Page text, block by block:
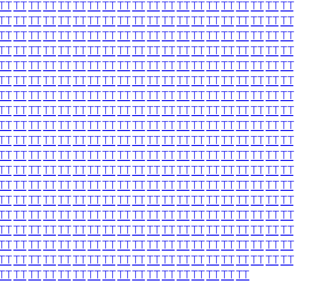
TTTTTTTTTTTTTTTTTTTTTTTTTTTTTTTTTTTTTT
TTTTTTTTTTTTTTTTTTTTTTTTTTTTTTTTTTTTTT
TTTTTTTTTTTTTTTTTTTTTTTTTTTTTTTTTTTTTT
TTTTTTTTTTTTTTTTTTTTTTTTTTTTTTTTTTTTTT
TTTTTTTTTTTTTTTTTTTTTTTTTTTTTTTTTTTTTT
TTTTTTTTTTTTTTTTTTTTTTTTTTTTTTTTTTTTTT
TTTTTTTTTTTTTTTTTTTTTTTTTTTTTTTTTTTTTT
TTTTTTTTTTTTTTTTTTTTTTTTTTTTTTTTTTTTTT
TTTTTTTTTTTTTTTTTTTTTTTTTTTTTTTTTTTTTT
TTTTTTTTTTTTTTTTTTTTTTTTTTTTTTTTTTTTTT
TTTTTTTTTTTTTTTTTTTTTTTTTTTTTTTTTTTTTT
TTTTTTTTTTTTTTTTTTTTTTTTTTTTTTTTTTTTTT
TTTTTTTTTTTTTTTTTTTTTTTTTTTTTTTTTTTTTT
TTTTTTTTTTTTTTTTTTTTTTTTTTTTTTTTTTTTTT
TTTTTTTTTTTTTTTTTTTTTTTTTTTTTTTTTTTTTT
TTTTTTTTTTTTTTTTTTTTTTTTTTTTTTTTTTTTTT
TTTTTTTTTTTTTTTTTTTTTTTTTTTTTTTTTTTTTT
TTTTTTTTTTTTTTTTTTTTTTTTTTTTTTTTTTTTTT
TTTTTTTTTTTTTTTTTTTTTTTTTTTTTTTT